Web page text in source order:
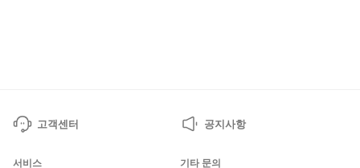
고객센터 공지사항
서비스 기타 문의